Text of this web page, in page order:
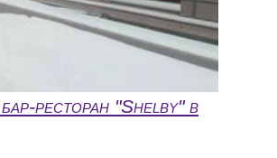
ресторан "Shelby" в